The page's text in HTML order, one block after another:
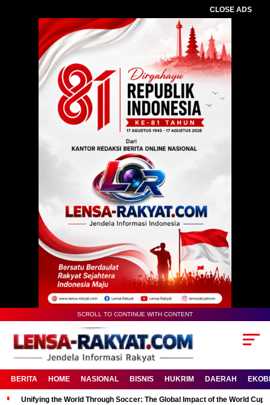
CLOSE ADS
SCROLL TO CONTINUE WITH CONTENT
BERITA HOME NASIONAL BISNIS HUKRIM DAERAH
Unifying the World Through Soccer: The Global Impact of the World Cup